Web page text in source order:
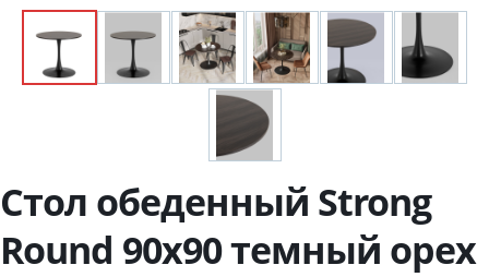
Стол обеденный Strong
Round 90х90 темный орех